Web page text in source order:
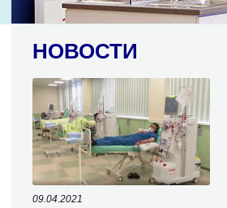
НОВОСТИ
09.04.2021